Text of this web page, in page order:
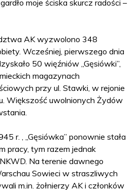
moje ściska skurcz radości –
AK wyzwolono 348
Wcześniej, pierwszego dnia
50 więźniów „Gęsiówki”,
magazynach
przy ul. Stawki, w rejonie
Większość uwolnionych Żydów
r. , „Gęsiówka” ponownie stała
pracy, tym razem jednak
Na terenie dawnego
Sowieci w straszliwych
m.in. żołnierzy AK i członków